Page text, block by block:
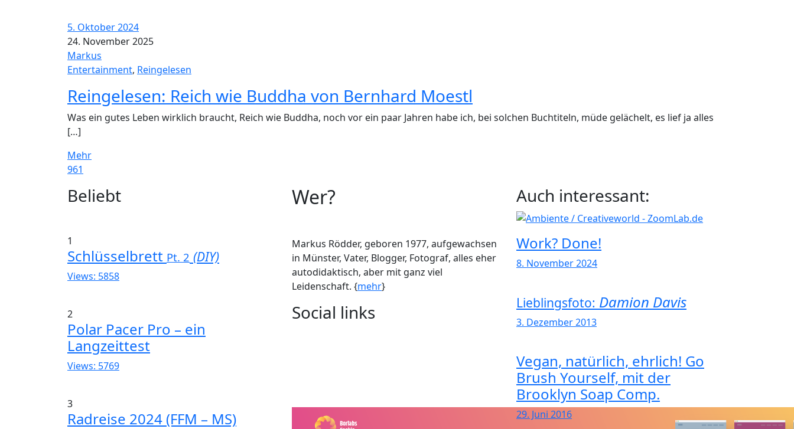
5. Oktober 2024
24. November 2025
Markus
Entertainment, Reingelesen
Reingelesen: Reich wie Buddha von Bernhard Moestl
Was ein gutes Leben wirklich braucht, Reich wie Buddha, noch vor ein paar Jahren habe ich, bei solchen Buchtiteln, müde gelächelt, es lief ja alles
[…]
Mehr
961
WidgetsBeliebt
1
Schlüsselbrett Pt. 2 (DIY)
Views: 5858
2
Polar Pacer Pro – ein
Langzeittest
Views: 5769
3
Radreise 2024 (FFM – MS)
Wer?
Markus Rödder, geboren 1977, aufgewachsen
in Münster, Vater, Blogger, Fotograf, alles eher
autodidaktisch, aber mit ganz viel
Leidenschaft. {mehr}
Social links
Auch interessant:
Work? Done!
8. November 2024
Lieblingsfoto: Damion Davis
3. Dezember 2013
Vegan, natürlich, ehrlich! Go
Brush Yourself, mit der
Brooklyn Soap Comp.
29. Juni 2016